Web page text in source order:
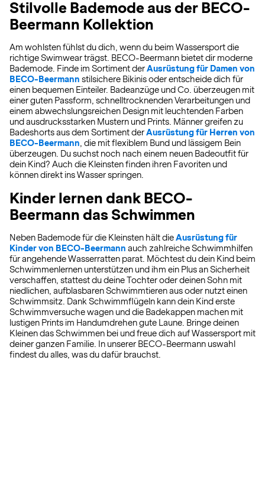
Stilvolle Bademode aus der BECO-
Beermann Kollektion
Am wohlsten fühlst du dich, wenn du beim Wassersport die
richtige Swimwear trägst. BECO-Beermann bietet dir moderne
Bademode. Finde im Sortiment derAusrüstung für Damen von
BECO-Beermann stilsichere Bikinis oder entscheide dich für
einen bequemen Einteiler. Badeanzüge und Co. überzeugen mit
einer guten Passform, schnelltrocknenden Verarbeitungen und
einem abwechslungsreichen Design mit leuchtenden Farben
und ausdrucksstarken Mustern und Prints. Männer greifen zu
Badeshorts aus dem Sortiment derAusrüstung für Herren von
BECO-Beermann , die mit flexiblem Bund und lässigem Bein
überzeugen. Du suchst noch nach einem neuen Badeoutfit für
dein Kind? Auch die Kleinsten finden ihren Favoriten und
können direkt ins Wasser springen.
Kinder lernen dank BECO-
Beermann das Schwimmen
Neben Bademode für die Kleinsten hält dieAusrüstung für
Kinder von BECO-Beermann auch zahlreiche Schwimmhilfen
für angehende Wasserratten parat. Möchtest du dein Kind beim
Schwimmenlernen unterstützen und ihm ein Plus an Sicherheit
verschaffen, stattest du deine Tochter oder deinen Sohn mit
niedlichen, aufblasbaren Schwimmtieren aus oder nutzt einen
Schwimmsitz. Dank Schwimmflügeln kann dein Kind erste
Schwimmversuche wagen und die Badekappen machen mit
lustigen Prints im Handumdrehen gute Laune. Bringe deinen
Kleinen das Schwimmen bei und freue dich auf Wassersport mit
deiner ganzen Familie. In unserer BECO-Beermann uswahl
findest du alles, was du dafür brauchst.